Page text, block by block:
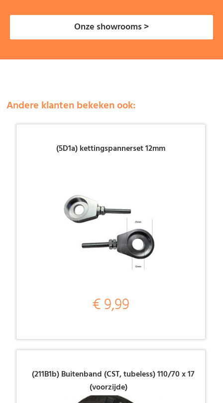
Onze showrooms >
Andere klanten bekeken ook:
(5D1a) kettingspannerset 12mm
€ 9,99
(211B1b) Buitenband (CST, tubeless) 110/70 x 17
(voorzijde)